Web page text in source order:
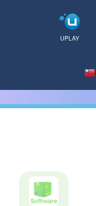
UPLAY